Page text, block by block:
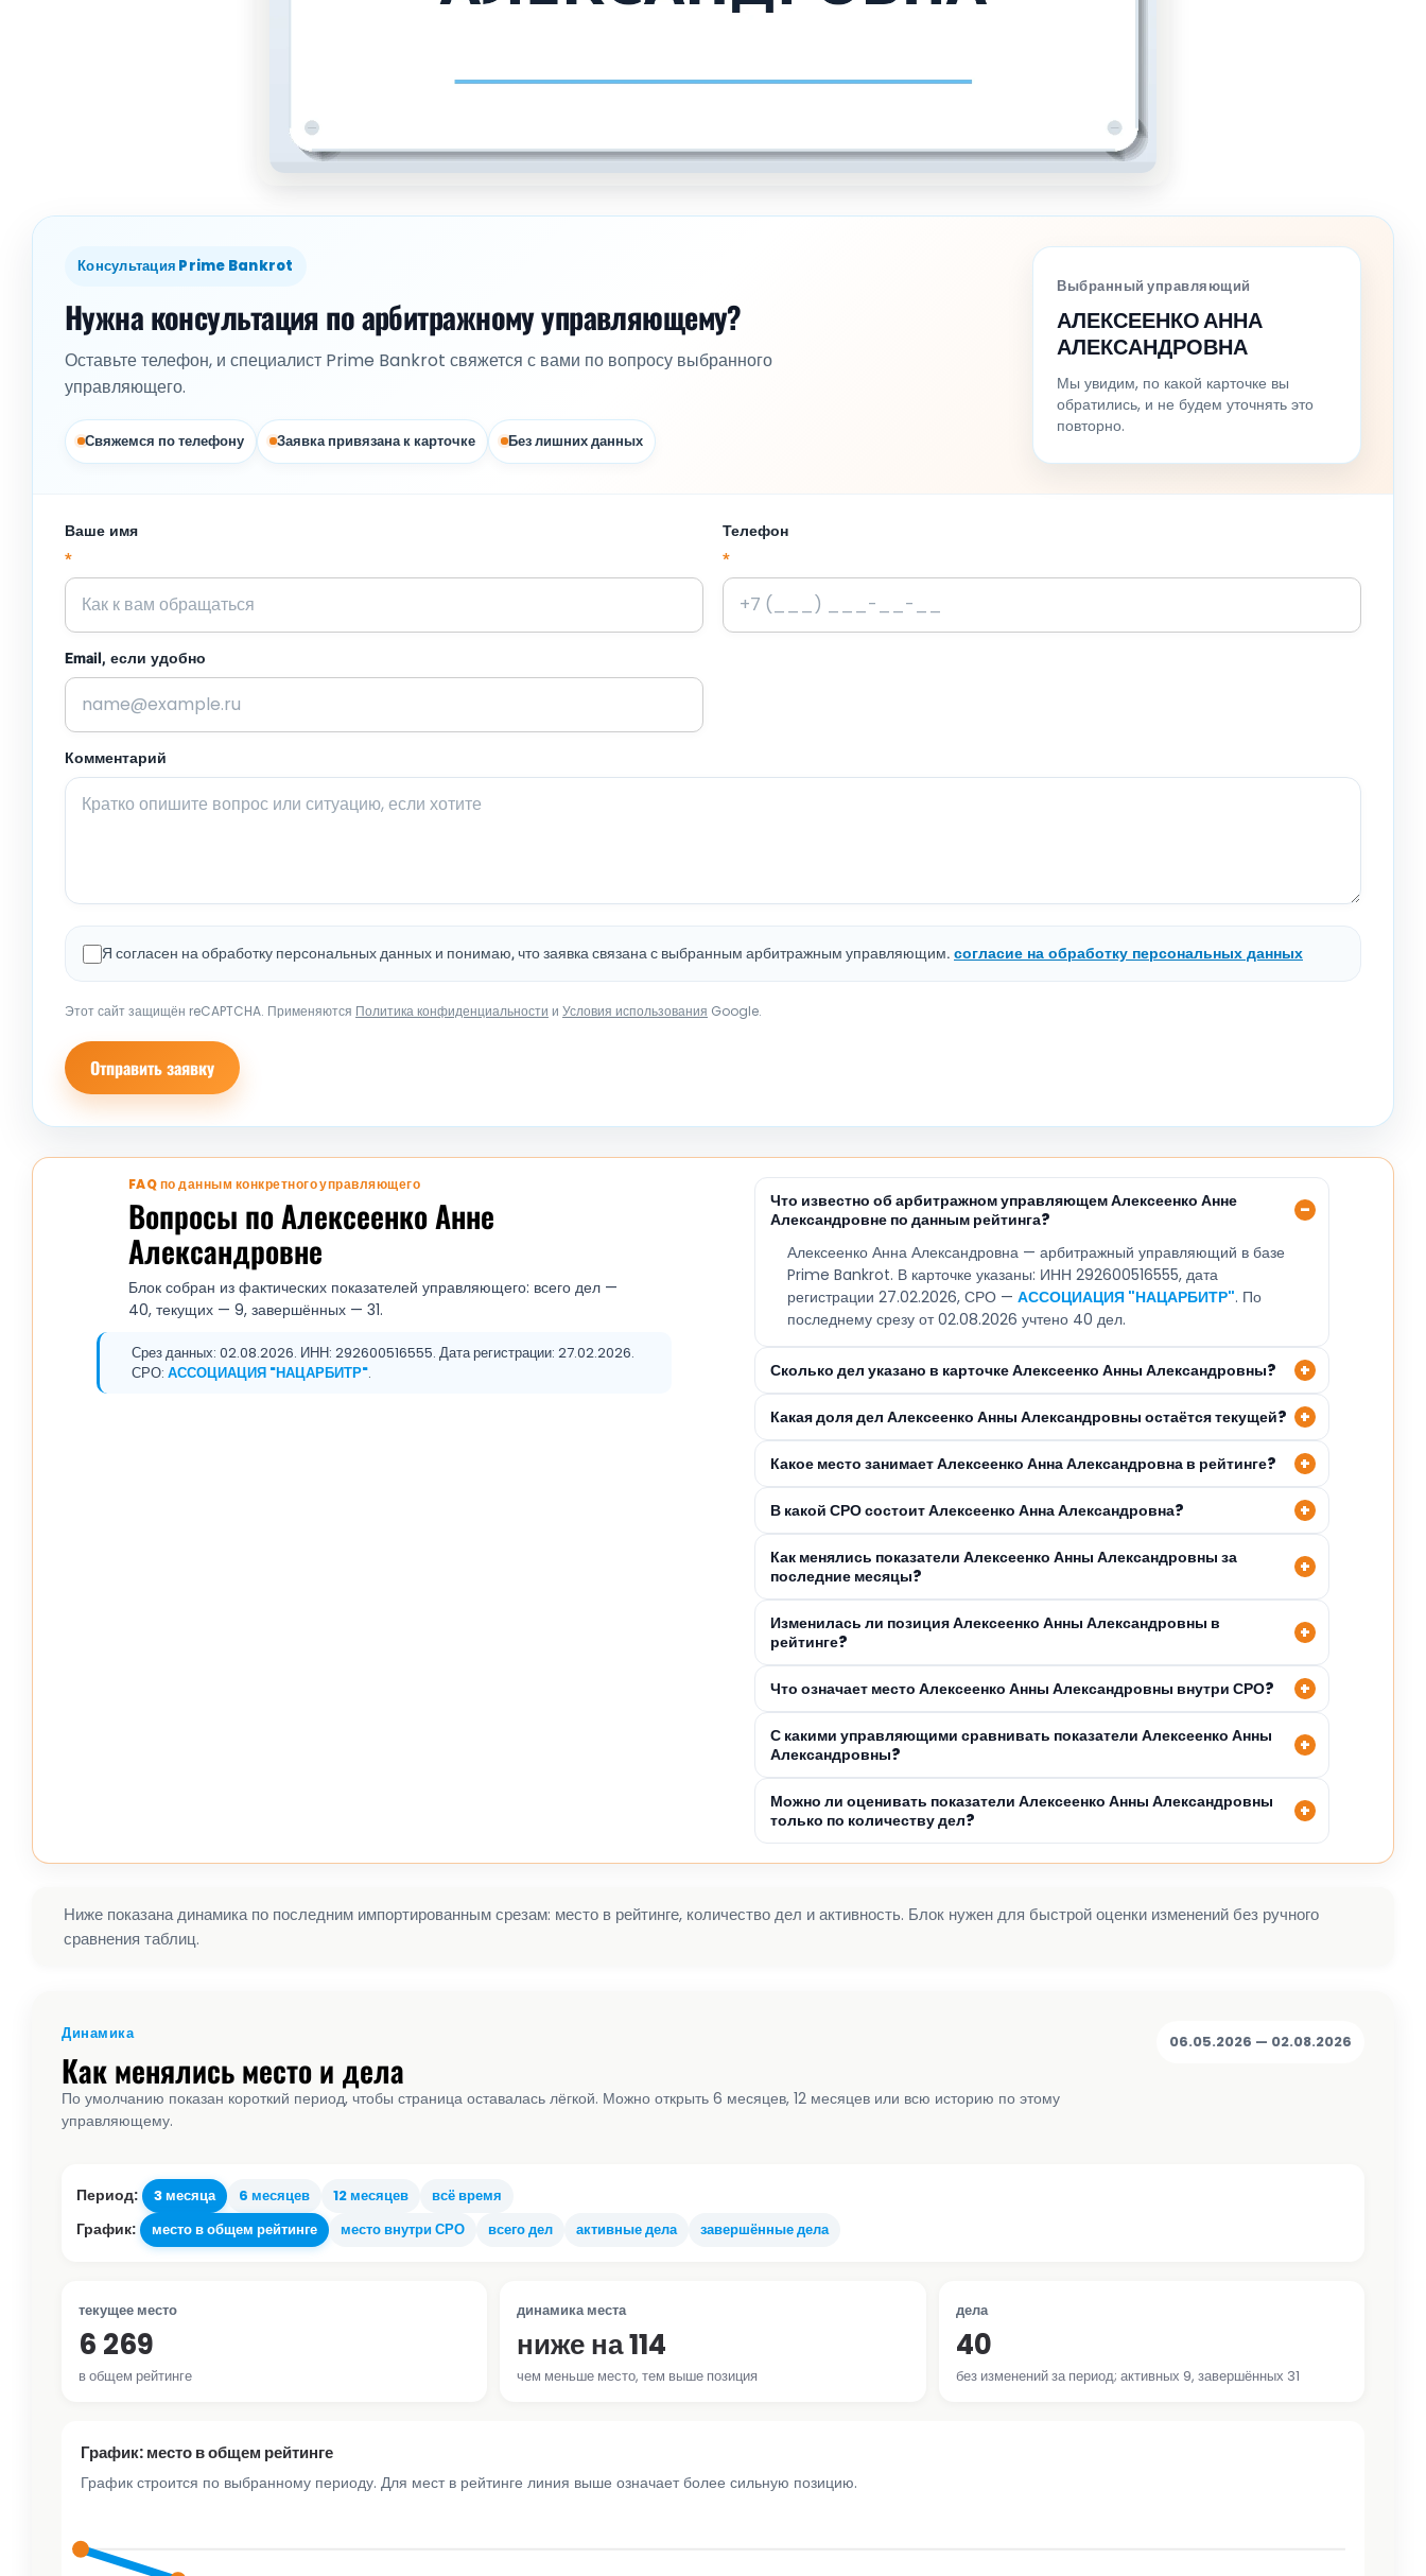
Консультация Prime Bankrot
Нужна консультация по арбитражному управляющему?
Оставьте телефон, и специалист Prime Bankrot свяжется с вами по вопросу выбранного
управляющего.
Свяжемся по телефону Заявка привязана к карточке Без лишних данных
Выбранный управляющий
АЛЕКСЕЕНКО АННА
АЛЕКСАНДРОВНА
Мы увидим, по какой карточке вы
обратились, и не будем уточнять это
повторно.
Ваше имя
*
Телефон
*
Email, если удобно
Комментарий
Я согласен на обработку персональных данных и понимаю, что заявка связана с выбранным арбитражным управляющим.согласие на обработку персональных данных
Этот сайт защищён reCAPTCHA. Применяются Политика конфиденциальности и Условия использования Google.
Отправить заявку
FAQ по данным конкретного управляющего
Вопросы по Алексеенко Анне
Александровне
Блок собран из фактических показателей управляющего: всего дел —
40, текущих — 9, завершённых — 31.
Срез данных: 02.08.2026. ИНН: 292600516555. Дата регистрации: 27.02.2026.
СРО: АССОЦИАЦИЯ "НАЦАРБИТР".
Что известно об арбитражном управляющем Алексеенко Анне
Александровне по данным рейтинга?
Алексеенко Анна Александровна — арбитражный управляющий в базе
Prime Bankrot. В карточке указаны: ИНН 292600516555, дата
регистрации 27.02.2026, СРО — АССОЦИАЦИЯ "НАЦАРБИТР". По
последнему срезу от 02.08.2026 учтено 40 дел.
Сколько дел указано в карточке Алексеенко Анны Александровны?
Какая доля дел Алексеенко Анны Александровны остаётся текущей?
Какое место занимает Алексеенко Анна Александровна в рейтинге?
В какой СРО состоит Алексеенко Анна Александровна?
Как менялись показатели Алексеенко Анны Александровны за
последние месяцы?
Изменилась ли позиция Алексеенко Анны Александровны в
рейтинге?
Что означает место Алексеенко Анны Александровны внутри СРО?
С какими управляющими сравнивать показатели Алексеенко Анны
Александровны?
Можно ли оценивать показатели Алексеенко Анны Александровны
только по количеству дел?
Ниже показана динамика по последним импортированным срезам: место в рейтинге, количество дел и активность. Блок нужен для быстрой оценки изменений без ручного
сравнения таблиц.
Динамика
Как менялись место и дела
По умолчанию показан короткий период, чтобы страница оставалась лёгкой. Можно открыть 6 месяцев, 12 месяцев или всю историю по этому
управляющему.
06.05.2026 — 02.08.2026
Период: 3 месяца 6 месяцев 12 месяцев всё время
График: место в общем рейтинге место внутри СРО всего дел активные дела завершённые дела
текущее место
6 269
в общем рейтинге
динамика места
ниже на 114
чем меньше место, тем выше позиция
дела
40
без изменений за период; активных 9, завершённых 31
График: место в общем рейтинге
График строится по выбранному периоду. Для мест в рейтинге линия выше означает более сильную позицию.